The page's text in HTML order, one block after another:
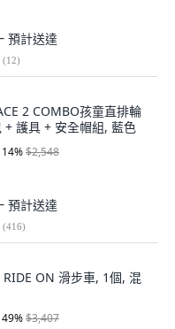
預計送達
(12)
2 COMBO孩童直排輪
+ 護具 + 安全帽組, 藍色
14%$2,548
預計送達
(416)
RIDE ON 滑步車, 1個, 混
49%$3,407